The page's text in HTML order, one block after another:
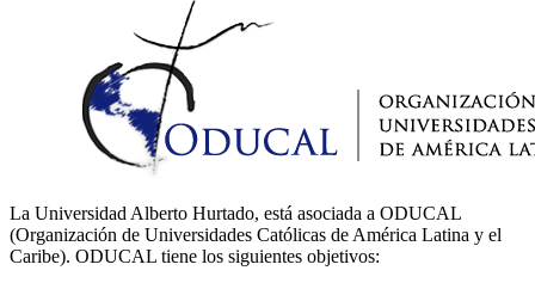
La Universidad Alberto Hurtado, está asociada a ODUCAL
(Organización de Universidades Católicas de América Latina y el
Caribe). ODUCAL tiene los siguientes objetivos: